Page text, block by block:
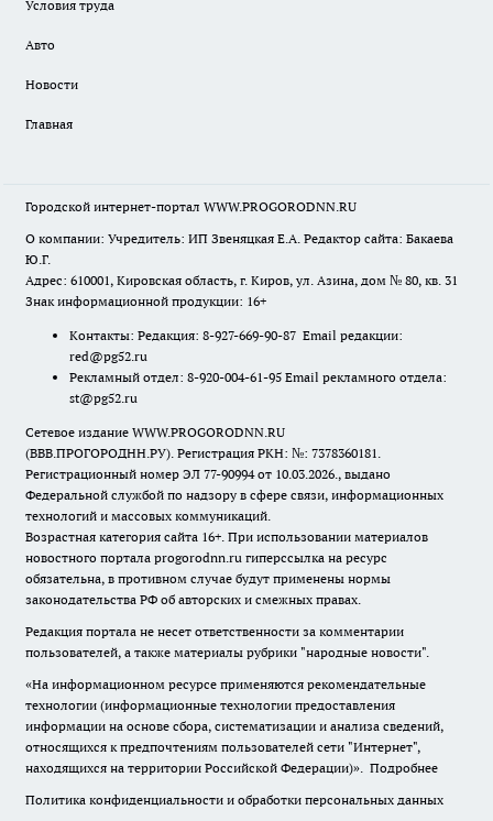
Условия труда
Авто
Новости
Главная
Городской интернет-портал WWW.PROGORODNN.RU
О компании: Учредитель: ИП Звеняцкая Е.А. Редактор сайта: Бакаева
Ю.Г.
Адрес: 610001, Кировская область, г. Киров, ул. Азина, дом № 80, кв. 31
Знак информационной продукции: 16+
Контакты: Редакция: 8-927-669-90-87 Email редакции:
red@pg52.ru
Рекламный отдел: 8-920-004-61-95 Email рекламного отдела:
st@pg52.ru
Сетевое издание WWW.PROGORODNN.RU
(ВВВ.ПРОГОРОДНН.РУ). Регистрация РКН: №: 7378360181.
Регистрационный номер ЭЛ 77-90994 от 10.03.2026., выдано
Федеральной службой по надзору в сфере связи, информационных
технологий и массовых коммуникаций.
Возрастная категория сайта 16+. При использовании материалов
новостного портала progorodnn.ru гиперссылка на ресурс
обязательна, в противном случае будут применены нормы
законодательства РФ об авторских и смежных правах.
Редакция портала не несет ответственности за комментарии
пользователей, а также материалы рубрики "народные новости".
«На информационном ресурсе применяются рекомендательные
технологии (информационные технологии предоставления
информации на основе сбора, систематизации и анализа сведений,
относящихся к предпочтениям пользователей сети "Интернет",
находящихся на территории Российской Федерации)». Подробнее
Политика конфиденциальности и обработки персональных данных